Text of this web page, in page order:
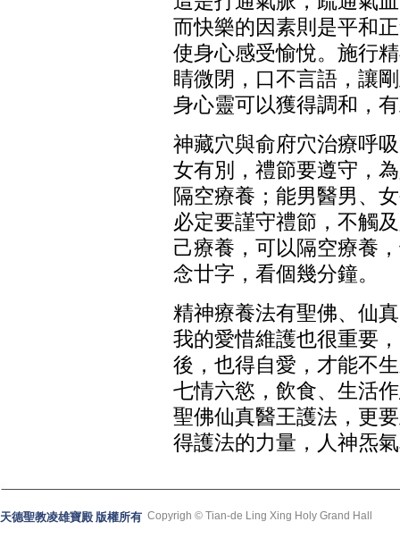
而快樂的因素則是平和
使身心感受愉悅。施行
睛微閉，口不言語，讓
身心靈可以獲得調和，
神藏穴與俞府穴治療呼
女有別，禮節要遵守，
隔空療養；能男醫男、
必定要謹守禮節，不觸
己療養，可以隔空療養
念廿字，看個幾分鐘。
精神療養法有聖佛、仙
我的愛惜維護也很重要
後，也得自愛，才能不
七情六慾，飲食、生活
聖佛仙真醫王護法，更
得護法的力量，人神炁
天德聖教凌雄寶殿 版權所有 Copyrigh © Tian-de Ling Xing Holy Grand Hall